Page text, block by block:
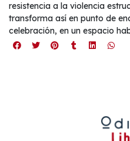
resistencia a la violencia
transforma así en punto de
celebración, en un espacio